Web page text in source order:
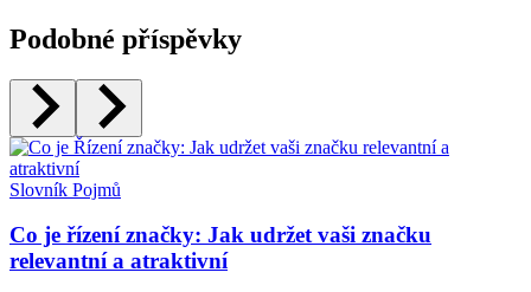
Podobné příspěvky
Slovník Pojmů
Co je řízení značky: Jak udržet vaši značku
relevantní a atraktivní